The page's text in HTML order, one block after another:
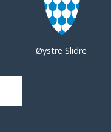
Øystre Slidre